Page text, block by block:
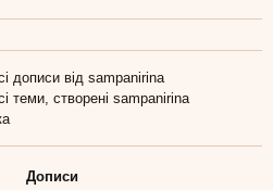
дописи від sampanirina
теми, створені sampanirina
Дописи